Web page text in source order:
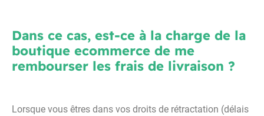
Dans ce cas, est-ce à la charge de la
boutique ecommerce de me
rembourser les frais de livraison ?
Lorsque vous êtres dans vos droits de rétractation (délais